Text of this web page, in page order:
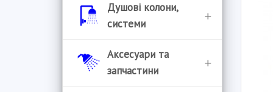
Змішувачі для ванни
Змішувачі для
Душові колони,
системи
Душові колони
Аксесуари та
запчастини